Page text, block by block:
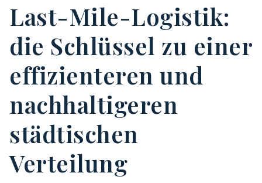
Last-Mile-Logistik:
die Schlüssel zu einer
effizienteren und
nachhaltigeren
städtischen
Verteilung